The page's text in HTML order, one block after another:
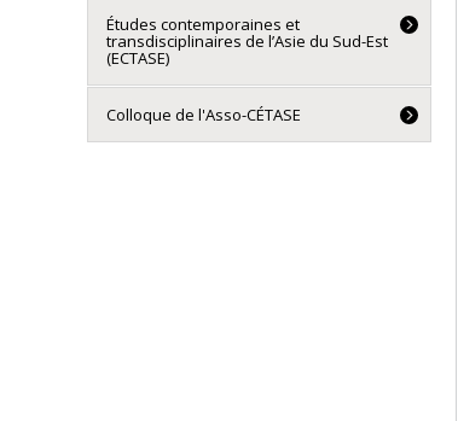
Études contemporaines et
transdisciplinaires de l’Asie du Sud-Est
(ECTASE)
Colloque de l'Asso-CÉTASE